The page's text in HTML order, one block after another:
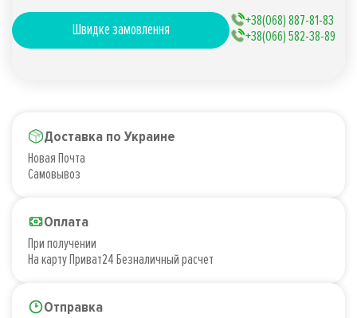
Швидке замовлення
+38(068) 887-81-83
+38(066) 582-38-89
Доставка по Украине
Новая Почта
Самовывоз
Оплата
При получении
На карту Приват24 Безналичный расчет
Отправка